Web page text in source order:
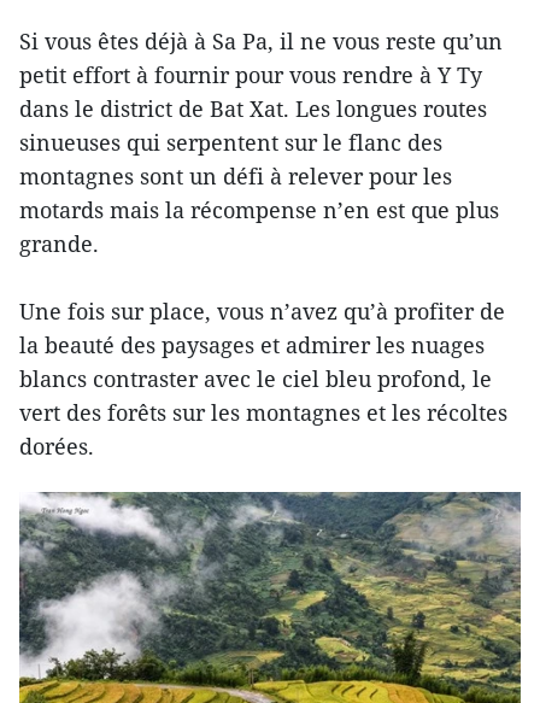
Si vous êtes déjà à Sa Pa, il ne vous reste qu’un
petit effort à fournir pour vous rendre à Y Ty
dans le district de Bat Xat. Les longues routes
sinueuses qui serpentent sur le flanc des
montagnes sont un défi à relever pour les
motards mais la récompense n’en est que plus
grande.
Une fois sur place, vous n’avez qu’à profiter de
la beauté des paysages et admirer les nuages
blancs contraster avec le ciel bleu profond, le
vert des forêts sur les montagnes et les récoltes
dorées.